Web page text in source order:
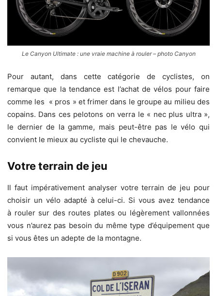
Le Canyon Ultimate : une vraie machine à rouler – photo Canyon
Pour autant, dans cette catégorie de cyclistes, on
remarque que la tendance est l’achat de vélos pour faire
comme les « pros » et frimer dans le groupe au milieu des
copains. Dans ces pelotons on verra le « nec plus ultra »,
le dernier de la gamme, mais peut-être pas le vélo qui
convient le mieux au cycliste qui le chevauche.
Votre terrain de jeu
Il faut impérativement analyser votre terrain de jeu pour
choisir un vélo adapté à celui-ci. Si vous avez tendance
à rouler sur des routes plates ou légèrement vallonnées
vous n’aurez pas besoin du même type d’équipement que
si vous êtes un adepte de la montagne.